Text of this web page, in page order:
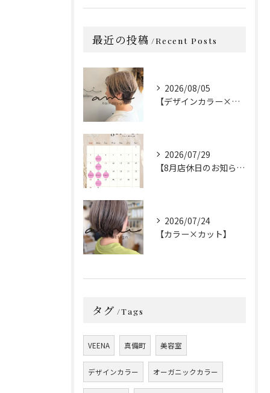
最近の投稿 Recent Posts
2026/08/05
【デザインカラー×カット】
2026/07/29
【8月店休日のお知らせ】
2026/07/24
【カラー×カット】
タグ Tags
VEENA 真備町 美容室
デザインカラー オーガニックカラー